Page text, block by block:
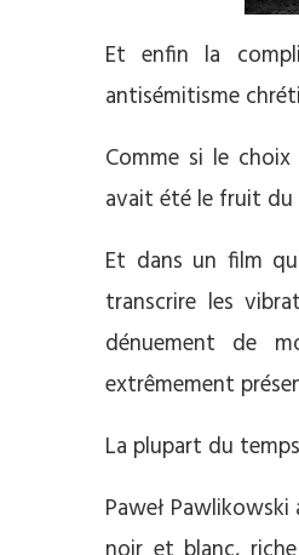
Et enfin la
antisémitisme
Comme si le
avait été le fruit du
Et dans un film
transcrire les
dénuement de
extrêmement
La plupart du
Paweł